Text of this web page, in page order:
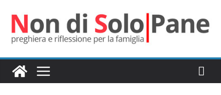
contenuto